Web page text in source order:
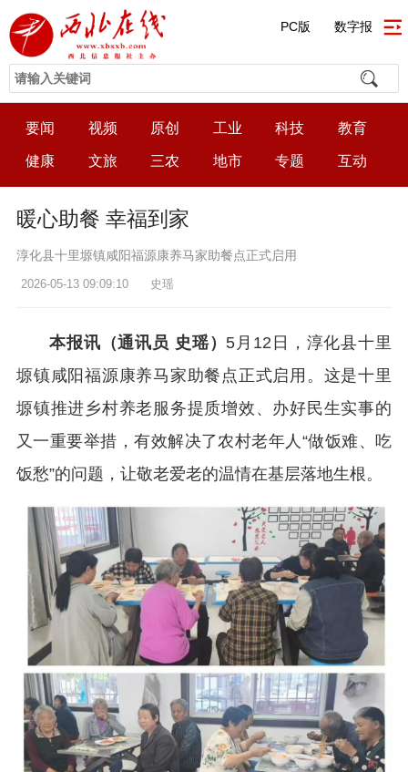
PC版 数字报
要闻 视频 原创 工业 科技 教育
健康 文旅 三农 地市 专题 互动
暖心助餐 幸福到家
淳化县十里塬镇咸阳福源康养马家助餐点正式启用
2026-05-13 09:09:10 史瑶
本报讯（通讯员 史瑶） 5月12日，淳化县十里
塬镇咸阳福源康养马家助餐点正式启用。这是十里
塬镇推进乡村养老服务提质增效、办好民生实事的
又一重要举措，有效解决了农村老年人“做饭难、吃
饭愁”的问题，让敬老爱老的温情在基层落地生根。